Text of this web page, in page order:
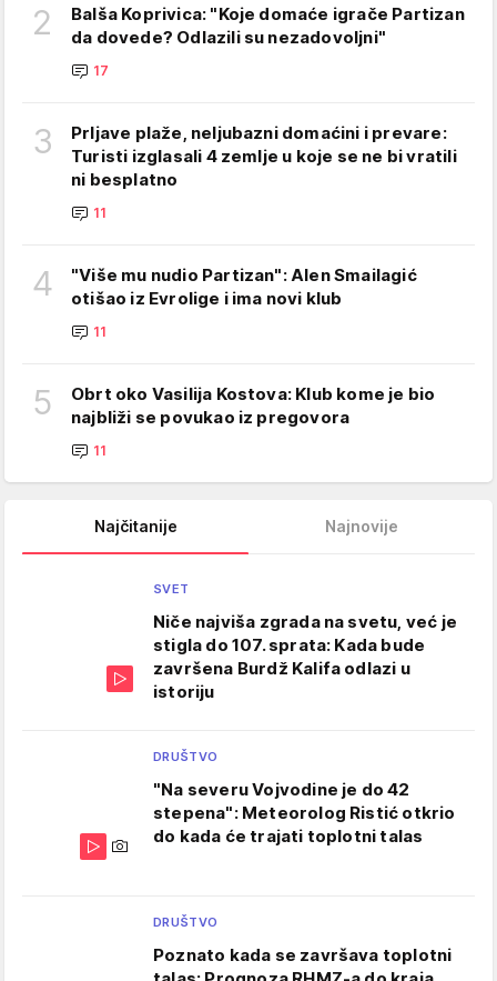
2
Balša Koprivica: "Koje domaće igrače Partizan
da dovede? Odlazili su nezadovoljni"
17
3
Prljave plaže, neljubazni domaćini i prevare:
Turisti izglasali 4 zemlje u koje se ne bi vratili
ni besplatno
11
4
"Više mu nudio Partizan": Alen Smailagić
otišao iz Evrolige i ima novi klub
11
5
Obrt oko Vasilija Kostova: Klub kome je bio
najbliži se povukao iz pregovora
11
Najčitanije Najnovije
SVET
Niče najviša zgrada na svetu, već je
stigla do 107. sprata: Kada bude
završena Burdž Kalifa odlazi u
istoriju
DRUŠTVO
"Na severu Vojvodine je do 42
stepena": Meteorolog Ristić otkrio
do kada će trajati toplotni talas
DRUŠTVO
Poznato kada se završava toplotni